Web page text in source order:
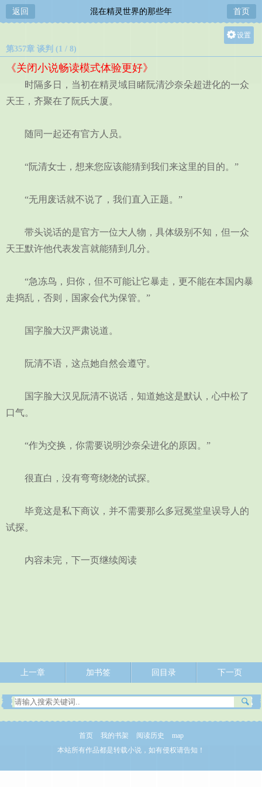
返回 混在精灵世界的那些年 首页
设置
中
第357章 谈判 (1 / 8)
《关闭小说畅读模式体验更好》
时隔多日，当初在精灵域目睹阮清沙奈朵超进化的一众
天王，齐聚在了阮氏大厦。
随同一起还有官方人员。
“阮清女士，想来您应该能猜到我们来这里的目的。”
“无用废话就不说了，我们直入正题。”
带头说话的是官方一位大人物，具体级别不知，但一众
天王默许他代表发言就能猜到几分。
“急冻鸟，归你，但不可能让它暴走，更不能在本国内暴
走捣乱，否则，国家会代为保管。”
国字脸大汉严肃说道。
阮清不语，这点她自然会遵守。
国字脸大汉见阮清不说话，知道她这是默认，心中松了
口气。
“作为交换，你需要说明沙奈朵进化的原因。”
很直白，没有弯弯绕绕的试探。
毕竟这是私下商议，并不需要那么多冠冕堂皇误导人的
试探。
内容未完，下一页继续阅读
上一章 加书签 回目录 下一页
首页 我的书架 阅读历史
map
本站所有作品都是转载小说，如有侵权请告知！